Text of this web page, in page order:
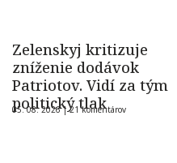
Zelenskyj kritizuje
zníženie dodávok
Patriotov. Vidí za tým
politický tlak
05. 08. 2026 |21 komentárov